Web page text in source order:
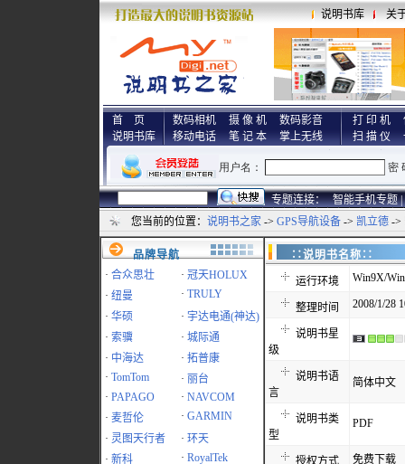
说明书库 关
首 页
说明书库
数码相机 摄 像 机
数码影音
移动电话
笔 记 本 掌上无线
打 印 机
扫 描 仪
专题连接： 智能手机专题 |
您当前的位置： 说明书之家 -> GPS导航设备 -> 凯立德 ->
品牌导航
· 合众思壮 · 冠天HOLUX
· 纽曼 · TRULY
· 华硕 · 宇达电通(神达)
· 索骥 · 城际通
· 中海达 · 拓普康
· TomTom · 丽台
· PAPAGO · NAVCOM
· 麦哲伦 · GARMIN
· 灵图天行者 · 环天
· 新科 · RoyalTek
∷说明书名
运行环境 Win9X/
整理时间 2008/1/28
说明书星
级
说明书语
言
简体中文
说明书类
型
PDF
授权方式 免费下载